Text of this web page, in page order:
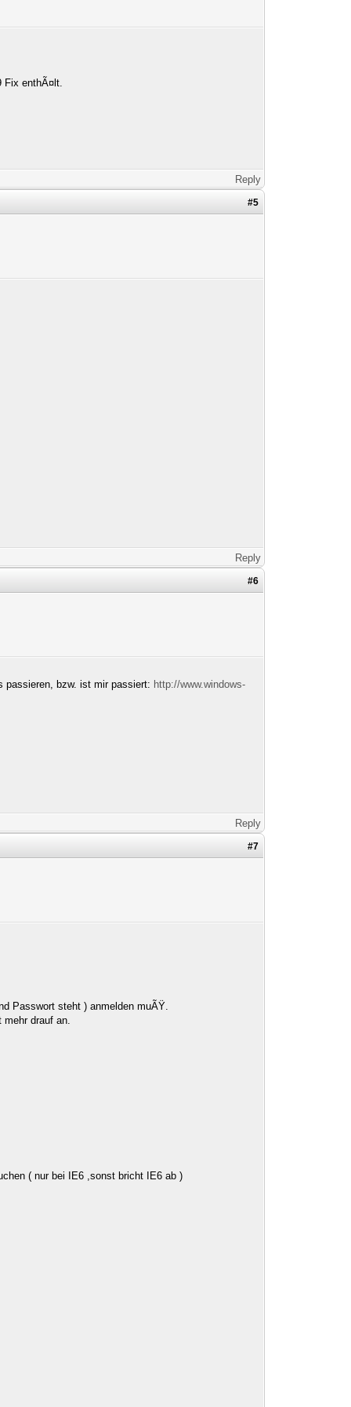
enthÃ¤lt.
Reply
#5
Reply
#6
passieren, bzw. ist mir passiert: http://www.windows-
Reply
#7
Passwort steht ) anmelden muÃŸ.
drauf an.
( nur bei IE6 ,sonst bricht IE6 ab )